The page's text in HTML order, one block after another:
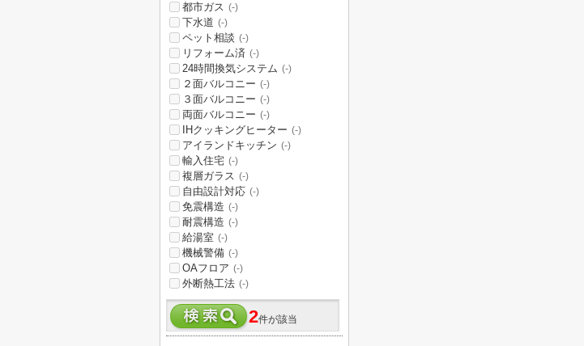
都市ガス (-)
下水道 (-)
ペット相談 (-)
リフォーム済 (-)
24時間換気システム (-)
２面バルコニー (-)
３面バルコニー (-)
両面バルコニー (-)
IHクッキングヒーター (-)
アイランドキッチン (-)
輸入住宅 (-)
複層ガラス (-)
自由設計対応 (-)
免震構造 (-)
耐震構造 (-)
給湯室 (-)
機械警備 (-)
OAフロア (-)
外断熱工法 (-)
2件が該当